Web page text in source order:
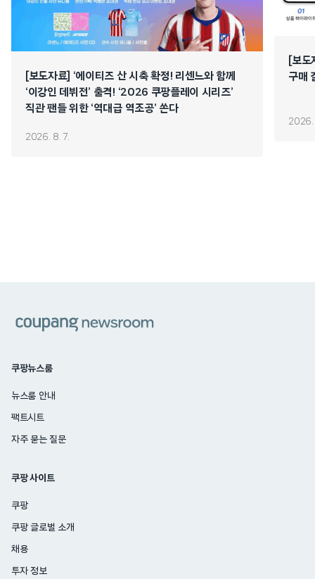
[보도자료] ‘에이티즈 산 시축 확정! 리센느와 함께
‘이강인 데뷔전’ 출격! ‘2026 쿠팡플레이 시리즈’
직관 팬들 위한 ‘역대급 역조공’ 쏜다
2026. 8. 7.
[보
구매
2026.
쿠팡뉴스룸
뉴스룸 안내
팩트시트
자주 묻는 질문
쿠팡 사이트
쿠팡
쿠팡 글로벌 소개
채용
투자 정보